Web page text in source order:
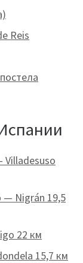
Reis
Villadesuso
— Nigrán 19,5
22 км
15,7 км